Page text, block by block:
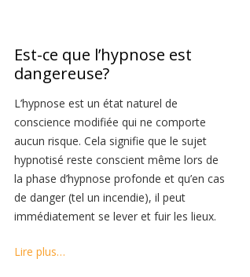
Est-ce que l’hypnose est
dangereuse?
L’hypnose est un état naturel de
conscience modifiée qui ne comporte
aucun risque. Cela signifie que le sujet
hypnotisé reste conscient même lors de
la phase d’hypnose profonde et qu’en cas
de danger (tel un incendie), il peut
immédiatement se lever et fuir les lieux.
Lire plus…